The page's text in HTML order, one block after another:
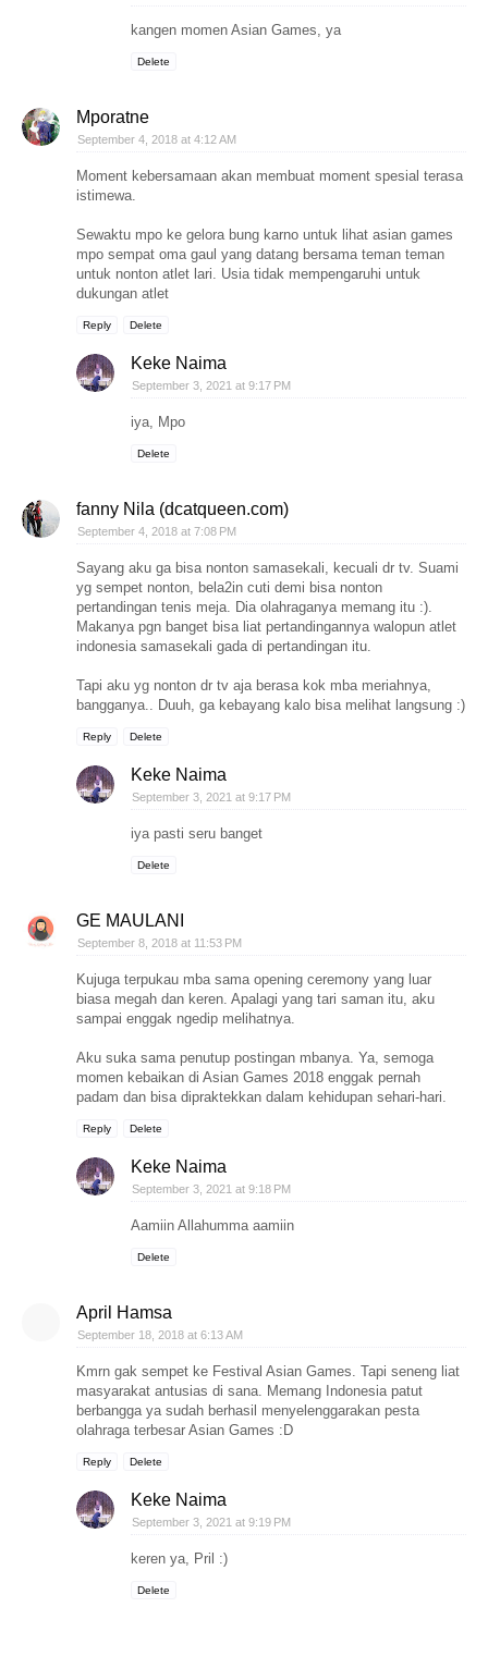
kangen momen Asian Games, ya
Delete
Mporatne
September 4, 2018 at 4:12 AM
Moment kebersamaan akan membuat moment spesial terasa
istimewa.
Sewaktu mpo ke gelora bung karno untuk lihat asian games
mpo sempat oma gaul yang datang bersama teman teman
untuk nonton atlet lari. Usia tidak mempengaruhi untuk
dukungan atlet
Reply Delete
Keke Naima
September 3, 2021 at 9:17 PM
iya, Mpo
Delete
fanny Nila (dcatqueen.com)
September 4, 2018 at 7:08 PM
Sayang aku ga bisa nonton samasekali, kecuali dr tv. Suami
yg sempet nonton, bela2in cuti demi bisa nonton
pertandingan tenis meja. Dia olahraganya memang itu :).
Makanya pgn banget bisa liat pertandingannya walopun atlet
indonesia samasekali gada di pertandingan itu.
Tapi aku yg nonton dr tv aja berasa kok mba meriahnya,
bangganya.. Duuh, ga kebayang kalo bisa melihat langsung :)
Reply Delete
Keke Naima
September 3, 2021 at 9:17 PM
iya pasti seru banget
Delete
GE MAULANI
September 8, 2018 at 11:53 PM
Kujuga terpukau mba sama opening ceremony yang luar
biasa megah dan keren. Apalagi yang tari saman itu, aku
sampai enggak ngedip melihatnya.
Aku suka sama penutup postingan mbanya. Ya, semoga
momen kebaikan di Asian Games 2018 enggak pernah
padam dan bisa dipraktekkan dalam kehidupan sehari-hari.
Reply Delete
Keke Naima
September 3, 2021 at 9:18 PM
Aamiin Allahumma aamiin
Delete
April Hamsa
September 18, 2018 at 6:13 AM
Kmrn gak sempet ke Festival Asian Games. Tapi seneng liat
masyarakat antusias di sana. Memang Indonesia patut
berbangga ya sudah berhasil menyelenggarakan pesta
olahraga terbesar Asian Games :D
Reply Delete
Keke Naima
September 3, 2021 at 9:19 PM
keren ya, Pril :)
Delete